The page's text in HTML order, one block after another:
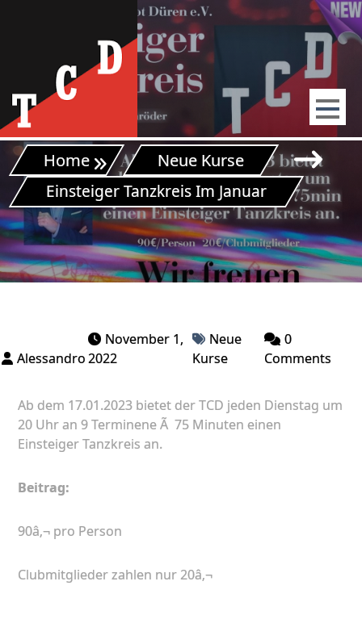
Home Neue Kurse
Einsteiger Tanzkreis Im Januar
November 1,
2022
Neue
Kurse
0
Commentson
im
Ab dem 17.01.2023 bietet der TCD jeden Dienstag um
20 Uhr an 9 Terminene Ã 75 Minuten einen
Einsteiger Tanzkreis an.
Beitrag:
90â‚¬ pro Person
Clubmitglieder zahlen nur 20â‚¬